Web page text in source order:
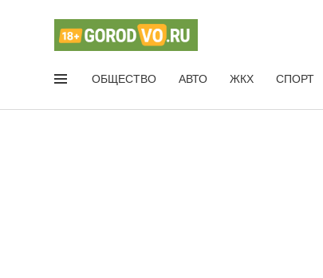
ОБЩЕСТВО АВТО ЖКХ СПОРТ